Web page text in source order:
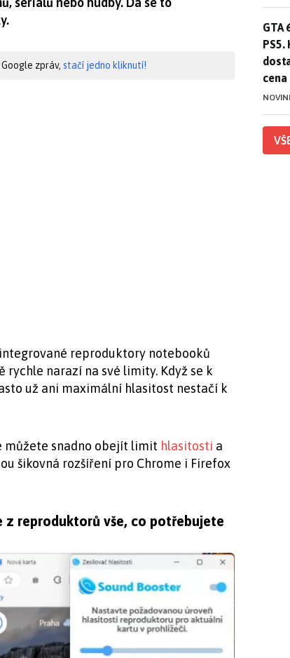
zpráv, stačí jedno kliknutí!
reproduktory notebooků
narazí na své limity. Když se k
už ani maximální hlasitost nestačí k
můžete snadno obejít limit hlasitosti a
šikovná rozšíření pro Chrome i Firefox
reproduktorů vše, co potřebujete
GTA
GTA
PS5.
cena